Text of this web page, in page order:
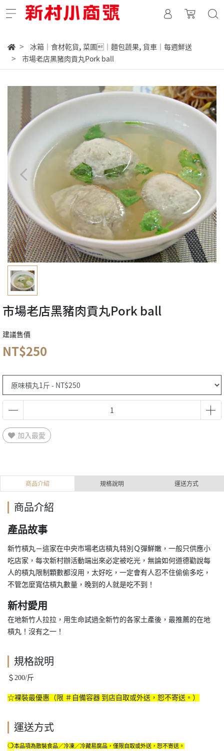
冰箱｜食材乾貨, 菜圃｜麵包蔬果, 貨車｜每週鮮送
市場老店黑豬肉貢丸Pork ball
市場老店黑豬肉貢丸Pork ball
建議售價
NT$250
加入最愛
商品介紹 規格說明 運送方式
商品介紹
產品故事
新竹槓丸－這家在中央市場老店槓丸特別Ｑ彈鮮嫩，一般只供應小
吃店家，每次新村辦活動端出來必定被吃光，無論如何道德勸說每
人的槓丸限制顆數都沒用，太好吃，一定會有人忍不住偷偷多吃，
不管怎麼寬估槓丸數量，晚到的人就是吃不到！
新村愛用
在地新竹人拉拉，用生命試過全新竹的各家土產後，最推薦的在地
槓丸！沒有之一！
規格說明
＄200/斤
☆裸裝最優惠（限 ＃自備容器 到店自取或外送，恕不寄送。）
運送方式
❍本品項為散裝食品／冷凍／冷藏易腐品，僅限自取或外送，恕不寄送。